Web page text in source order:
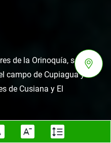
de la Orinoquía, se
campo de Cupiagua y
de Cusiana y El